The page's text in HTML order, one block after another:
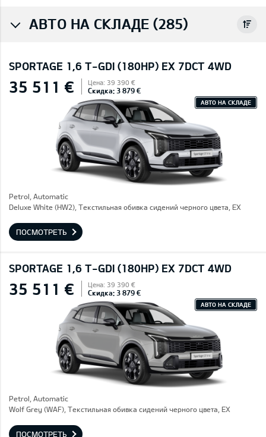
АВТО НА СКЛАДЕ (285)
SPORTAGE 1,6 T-GDI (180HP) EX 7DCT 4WD
35 511 € Цена: 39 390 €
Скидка: 3 879 €
АВТО НА СКЛАДЕ
Petrol, Automatic
Deluxe White (HW2), Текстильная обивка сидений черного цвета, EX
ПОСМОТРЕТЬ
SPORTAGE 1,6 T-GDI (180HP) EX 7DCT 4WD
35 511 € Цена: 39 390 €
Скидка: 3 879 €
АВТО НА СКЛАДЕ
Petrol, Automatic
Wolf Grey (WAF), Текстильная обивка сидений черного цвета, EX
ПОСМОТРЕТЬ